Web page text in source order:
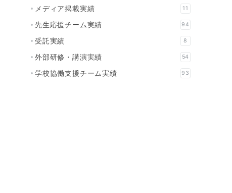
メディア掲載実績 11
先生応援チーム実績 94
受託実績 8
外部研修・講演実績 54
学校協働支援チーム実績 93